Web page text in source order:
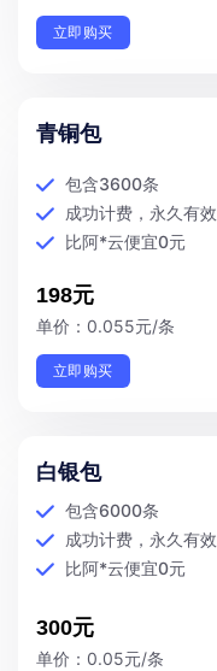
立即购买
青铜包
包含3600条
成功计费，永久有效
比阿*云便宜0元
198元
单价：0.055元/条
立即购买
白银包
包含6000条
成功计费，永久有效
比阿*云便宜0元
300元
单价：0.05元/条